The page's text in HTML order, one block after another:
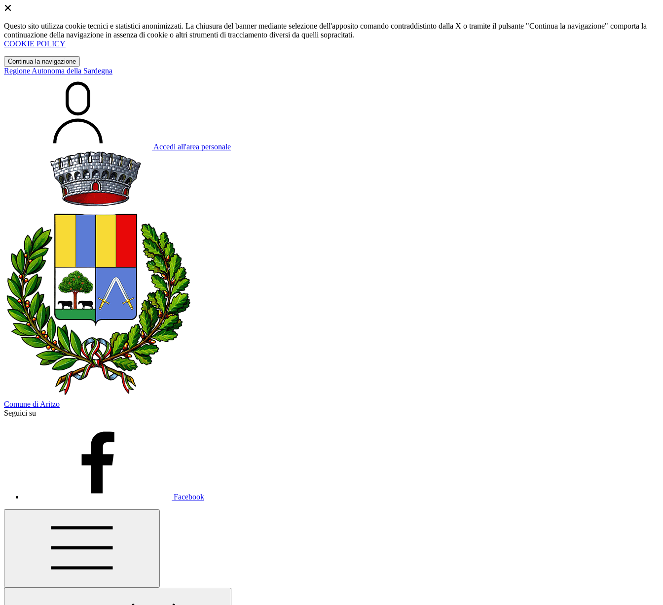
Questo sito utilizza cookie tecnici e statistici anonimizzati. La chiusura del banner mediante selezione dell'apposito comando contraddistinto dalla X o tramite il pulsante "Continua la navigazione" comporta la
continuazione della navigazione in assenza di cookie o altri strumenti di tracciamento diversi da quelli sopracitati.
COOKIE POLICY
Continua la navigazione
Regione Autonoma della Sardegna
Accedi all'area personale
Comune di Aritzo
Seguici su
Facebook